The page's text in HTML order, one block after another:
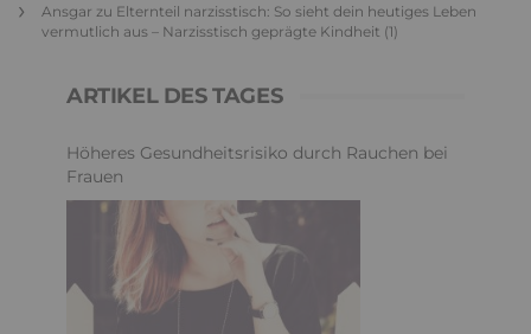
Ansgar zu Elternteil narzisstisch: So sieht dein heutiges Leben
vermutlich aus – Narzisstisch geprägte Kindheit (1)
ARTIKEL DES TAGES
Höheres Gesundheitsrisiko durch Rauchen bei
Frauen